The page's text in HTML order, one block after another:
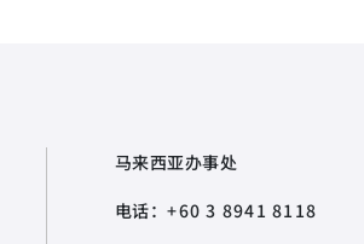
马来西亚办事处
电话：+60 3 8941 8118